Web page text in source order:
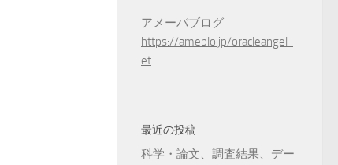
アメーバブログ
https://ameblo.jp/oracleangel-
et
最近の投稿
科学・論文、調査結果、デー